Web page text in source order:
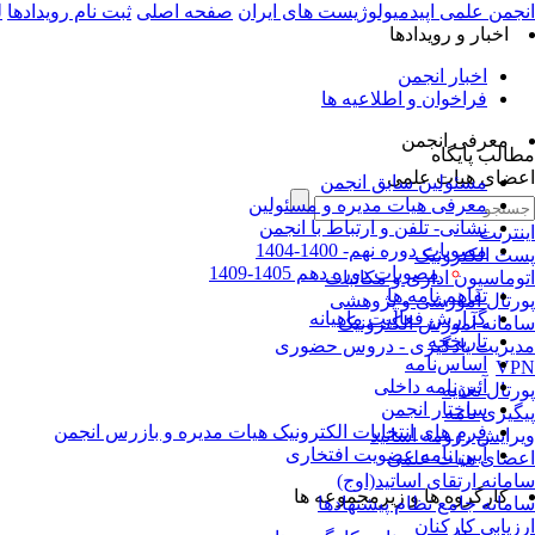
انجمن علمی اپیدمیولوژیست های ایران صفحه اصلی ثبت نام رویدادها
اخبار و رویدادها
اخبار انجمن
فراخوان و اطلاعیه ها
معرفی انجمن
مسئولین سابق انجمن
معرفی هیات مدیره و مسئولین
نشانی- تلفن و ارتباط با انجمن
مصوبات دوره نهم- 1400-1404
مصوبات دوره دهم 1405-1409
تفاهم نامه ها
گزارش فعالیت ماهیانه
تاریخچه
اساس‌نامه
آئین‌نامه داخلی
ساختار انجمن
فرم های انتخابات الکترونیک هیات مدیره و بازرس انجمن
آیین نامه عضویت افتخاری
کارگروه ها و زیرمجموعه ها
مطالب پایگاه
اعضای هیات علمی
اینترنت
پست الکترونیک
اتوماسیون اداری و مکاتبات
پورتال آموزشی و پژوهشی
سامانه آموزش الکترونیک
مدیریت یادگیری - دروس حضوری
VPN
پورتال تغذیه
پیگیری نامه
ویرایش رزومه اساتید
اعضای هیات علمی
سامانه ارتقای اساتید(اوج)
سامانه جامع نظام پیشنهادها
ارزیابی کارکنان